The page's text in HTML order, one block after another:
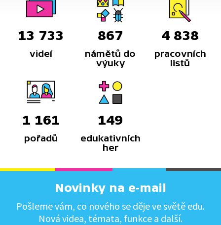
13 733
videí
867
námětů do
výuky
4 838
pracovních
listů
1 161
pořadů
149
edukativních
her
Novinky na e-mail
Pošleme vám, co nového se děje ve světě edu.
Nová videa, témata, funkce a další.